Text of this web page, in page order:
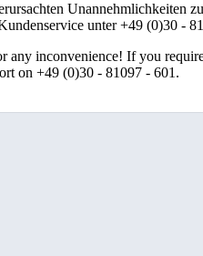
Unannehmlichkeiten
unter +49 (0)30 -
any inconvenience! If you
on +49 (0)30 - 81097 - 601.